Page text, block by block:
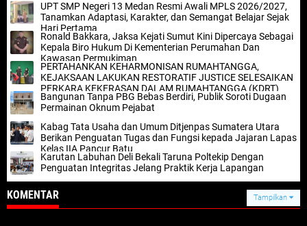
UPT SMP Negeri 13 Medan Resmi Awali MPLS 2026/2027,
Tanamkan Adaptasi, Karakter, dan Semangat Belajar Sejak
Hari Pertama
Ronald Bakkara, Jaksa Kejati Sumut Kini Dipercaya Sebagai
Kepala Biro Hukum Di Kementerian Perumahan Dan
Kawasan Permukiman
PERTAHANKAN KEHARMONISAN RUMAHTANGGA,
KEJAKSAAN LAKUKAN RESTORATIF JUSTICE SELESAIKAN
PERKARA KEKERASAN DALAM RUMAHTANGGA (KDRT)
Bangunan Tanpa PBG Bebas Berdiri, Publik Soroti Dugaan
Permainan Oknum Pejabat
Kabag Tata Usaha dan Umum Ditjenpas Sumatera Utara
Berikan Penguatan Tugas dan Fungsi kepada Jajaran Lapas
Kelas IIA Pancur Batu
Karutan Labuhan Deli Bekali Taruna Poltekip Dengan
Penguatan Integritas Jelang Praktik Kerja Lapangan
KOMENTAR Tampilkan